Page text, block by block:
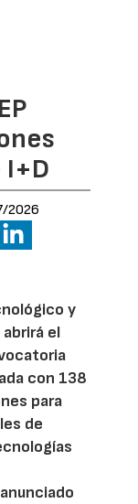
2026
y
abrirá el
con 138
para
de